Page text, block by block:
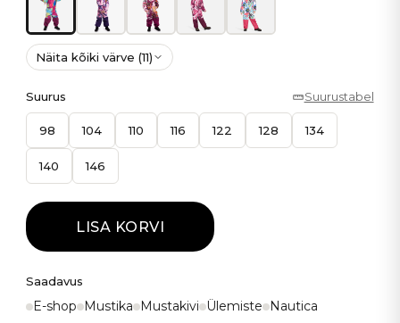
Näita kõiki värve (11)
Suurus Suurustabel
98 104 110 116 122 128 134
140 146
LISA KORVI
Saadavus
E-shop Mustika Mustakivi Ülemiste Nautica